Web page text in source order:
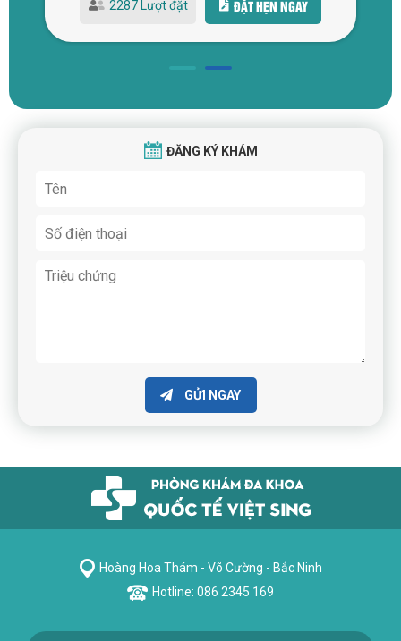
2287 Lượt đặt ĐẶT HẸN NGAY
ĐĂNG KÝ KHÁM
GỬI NGAY
Hoàng Hoa Thám - Võ Cường - Bắc Ninh
Hotline: 086 2345 169